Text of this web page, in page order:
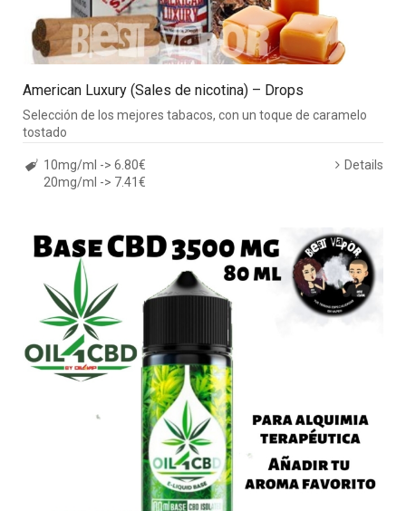
American Luxury (Sales de nicotina) – Drops
Selección de los mejores tabacos, con un toque de caramelo
tostado
10mg/ml -> 6.80€
20mg/ml -> 7.41€
Details